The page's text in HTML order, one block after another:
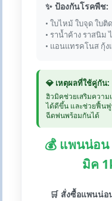
✨ ป้องกันโรคพืช:
• ใบไหม้ ใบจุด ใบติ
• ราน้ำค้าง ราสนิม
• แอนแทรคโนส กุ้ง
💎 เหตุผลที่ใช้คู่กัน:
ฮิวมิคช่วยเสริมควา
ได้ดีขึ้น และช่วยฟื้นฟู
ฉีดพ่นพร้อมกันได้
💰 แพนน่อ
มิค
🛒 สั่งซื้อแพนน่อ